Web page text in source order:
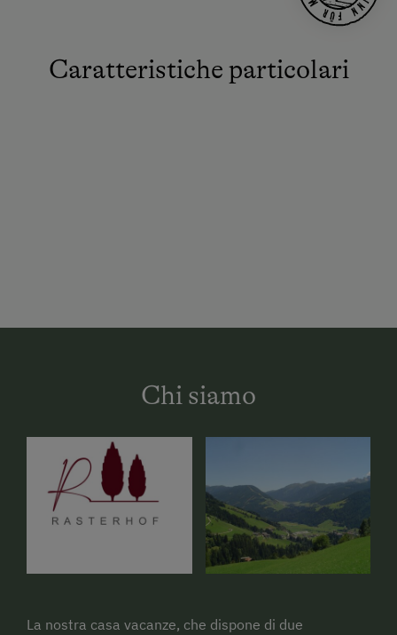
Caratteristiche particolari
Chi siamo
La nostra casa vacanze, che dispone di due